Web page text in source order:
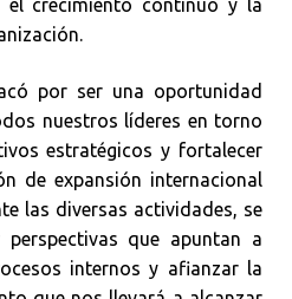
el crecimiento continuo y la
por ser una oportunidad
nuestros líderes en torno
estratégicos y fortalecer
de expansión internacional
las diversas actividades, se
que apuntan a
internos y afianzar la